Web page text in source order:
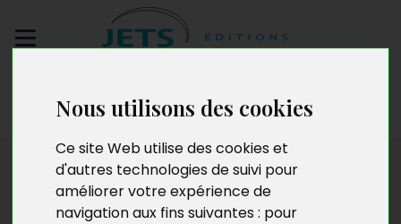
Nous utilisons des cookies
Ce site Web utilise des cookies et
d'autres technologies de suivi pour
améliorer votre expérience de
navigation aux fins suivantes : pour
manuscrit
Presse